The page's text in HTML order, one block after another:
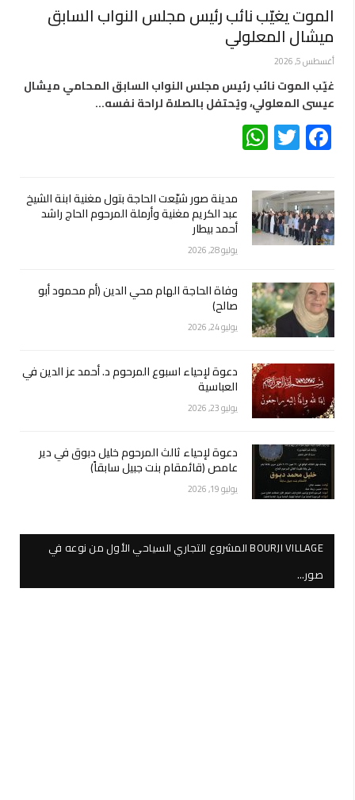
الموت يغيّب نائب رئيس مجلس النواب السابق
ميشال المعلولي
أغسطس 5, 2026
غيّب الموت نائب رئيس مجلس النواب السابق المحامي ميشال
عيسى المعلولي، ويُحتفل بالصلاة لراحة نفسه…
Facebook
Twitter
مدينة صور شيّعت الحاجة بتول مغنية ابنة الشيخ
عبد الكريم مغنية وأرملة المرحوم الحاج راشد
أحمد بيطار
يوليو 28, 2026
وفاة الحاجة الهام محي الدين (أم محمود أبو
صالح)
يوليو 24, 2026
دعوة لإحياء اسبوع المرحوم د. أحمد عز الدين في
العباسية
يوليو 23, 2026
دعوة لإحياء ثالث المرحوم خليل دبوق في دير
عامص (قائمقام بنت جبيل سابقاً)
يوليو 19, 2026
BOURJI VILLAGE المشروع التجاري السياحي الأول من نوعه في
صور…